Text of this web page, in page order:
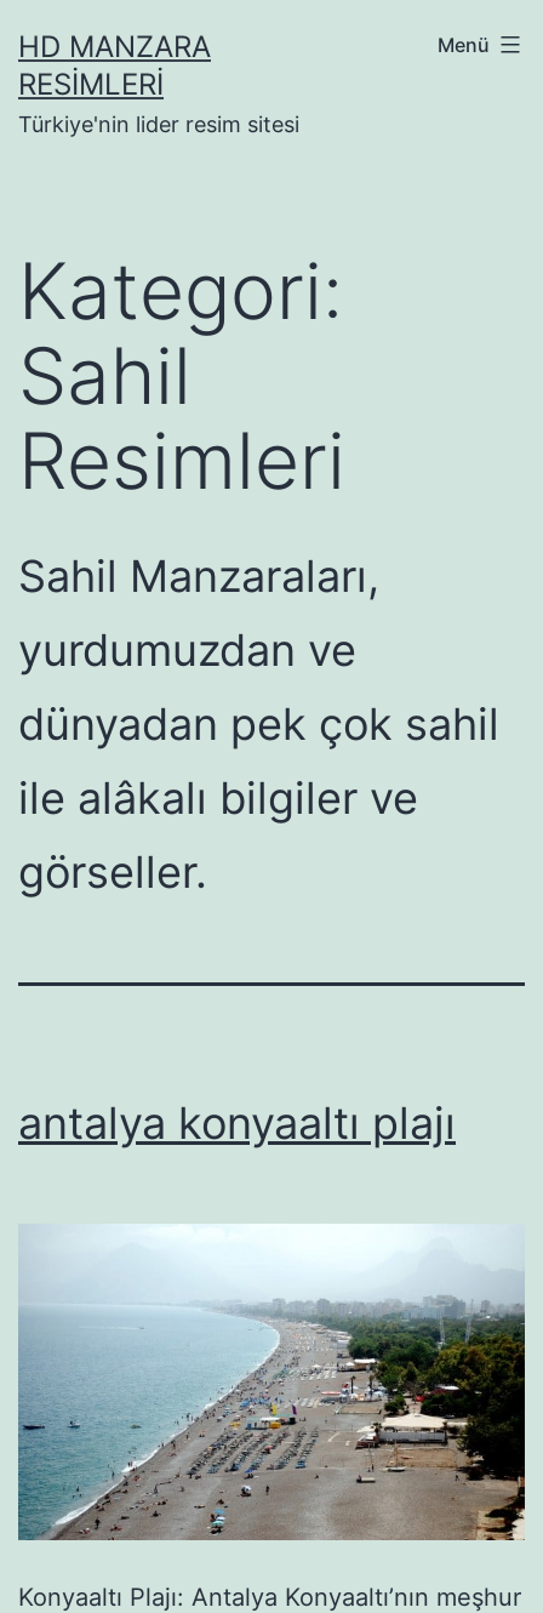
geçHD MANZARA
RESIMLERI
Türkiye'nin lider resim sitesi
Menü
Kategori:
Sahil
Resimleri
Sahil Manzaraları,
yurdumuzdan ve
dünyadan pek çok sahil
ile alâkalı bilgiler ve
görseller.
antalya konyaaltı plajı
Konyaaltı Plajı: Antalya Konyaaltı’nın meşhur